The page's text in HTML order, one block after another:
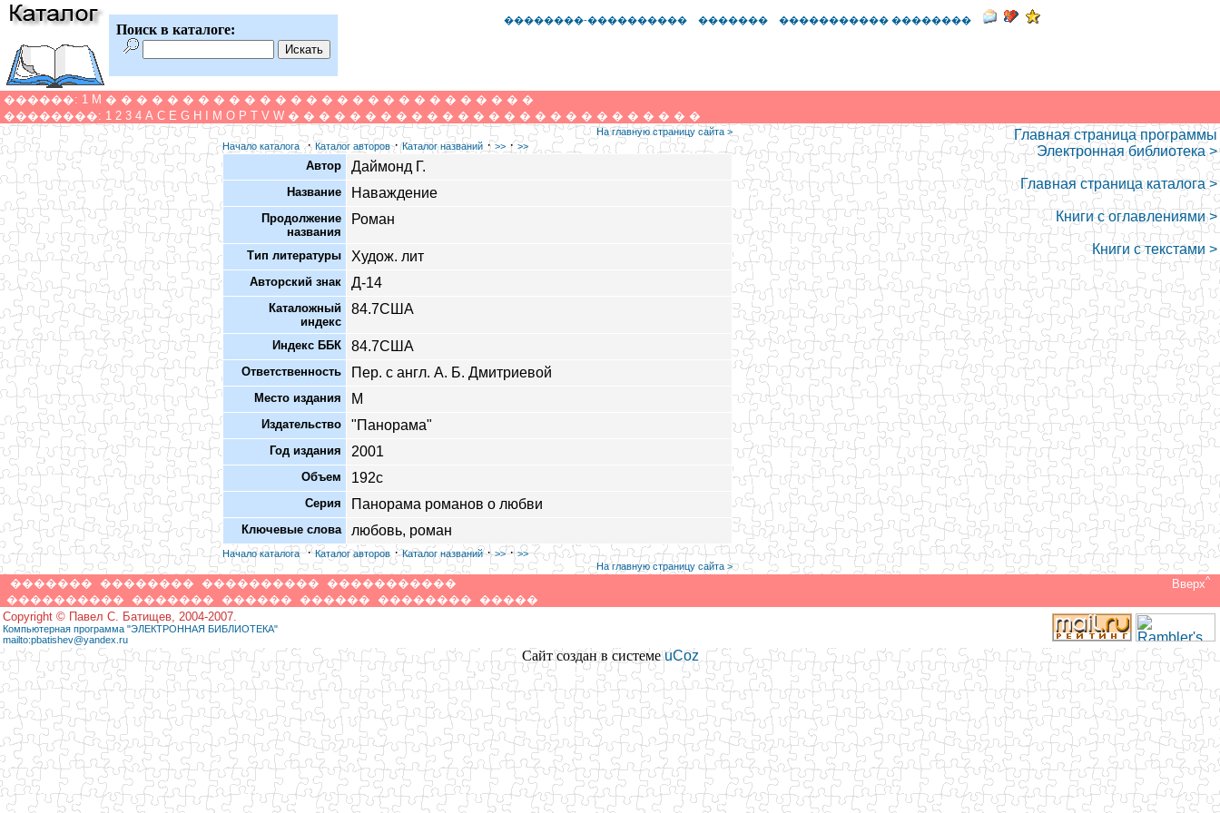
Поиск в каталоге:
��������-���������� ������� ����������� ��������
������: 1 M � � � � � � � � � � � � � � � � � � � � � � � � � � � �
��������: 1 2 3 4 A C E G H M O P T V W � � � � � � � � � � � � � � � � � � � � � � � � � � �
На главную страницу сайта >
Начало каталога·Каталог авторов·Каталог названий ·>> ·>>
Автор Даймонд Г.
Название Наваждение
Продолжение
названия
Роман
Тип литературы Худож. лит
Авторский знак Д-14
Каталожный
индекс
84.7США
Индекс ББК 84.7США
Ответственность Пер. с англ. А. Б. Дмитриевой
Место издания М
Издательство "Панорама"
Год издания 2001
Объем 192с
Серия Панорама романов о любви
Ключевые слова любовь, роман
Начало каталога·Каталог авторов·Каталог названий·>>·>>
На главную страницу сайта >
Главная страница программы
Электронная библиотека >
Главная страница каталога >
Книги с оглавлениями >
Книги с текстами >
������� �������� ���������� �����������
���������� ������� ������ ������ �������� �����
Вверх^
Copyright © Павел С. Батищев, 2004-2007.
Компьютерная программа "ЭЛЕКТРОННАЯ БИБЛИОТЕКА"
mailto:pbatishev@yandex.ru
Сайт создан в системеuCoz